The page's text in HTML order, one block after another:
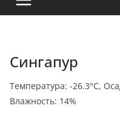
Сингапур
Температура: -26.3°C,
Влажность: 14%